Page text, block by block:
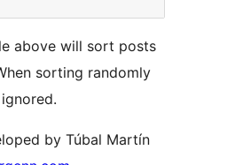
above will sort posts
sorting randomly
by Túbal Martín